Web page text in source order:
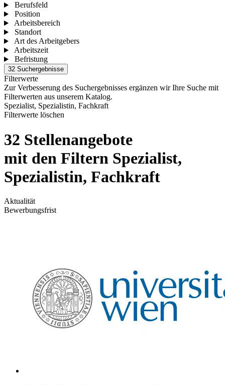
Berufsfeld
Position
Arbeitsbereich
Standort
Art des Arbeitgebers
Arbeitszeit
Befristung
32 Suchergebnisse
Filterwerte
Zur Verbesserung des Suchergebnisses ergänzen wir Ihre Suche mit
Filterwerten aus unserem Katalog.
Spezialist, Spezialistin, Fachkraft
Filterwerte löschen
32 Stellenangebote
mit den Filtern Spezialist,
Spezialistin, Fachkraft
Aktualität
Bewerbungsfrist